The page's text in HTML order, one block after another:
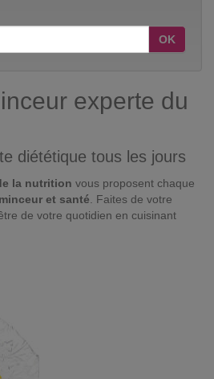
OK
experte du
diététique tous les jours
la nutrition vous proposent chaque
et santé . Faites de votre
de votre quotidien en cuisinant